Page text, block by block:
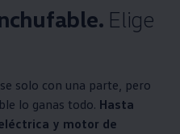
. Elige
solo con una parte, pero
lo ganas todo. Hasta
y motor de